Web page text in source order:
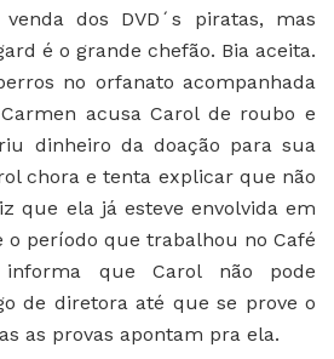
dos DVD´s piratas, mas
é o grande chefão. Bia aceita.
no orfanato acompanhada
acusa Carol de roubo e
dinheiro da doação para sua
chora e tenta explicar que não
que ela já esteve envolvida em
período que trabalhou no Café
informa que Carol não pode
de diretora até que se prove o
as provas apontam pra ela.